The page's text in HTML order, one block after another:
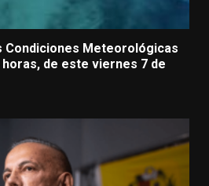
Condiciones Meteorológicas
de este viernes 7 de